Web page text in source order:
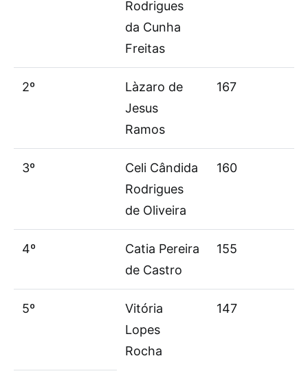
Rodrigues
da Cunha
Freitas
2º
Làzaro de
Jesus
Ramos
167
3º
Celi Cândida
Rodrigues
de Oliveira
160
4º
Catia Pereira
de Castro
155
5º
Vitória
Lopes
Rocha
147